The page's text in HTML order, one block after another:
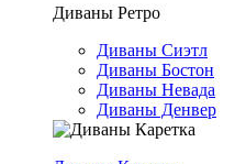
Диваны Ретро
Диваны Сиэтл
Диваны Бостон
Диваны Невада
Диваны Денвер